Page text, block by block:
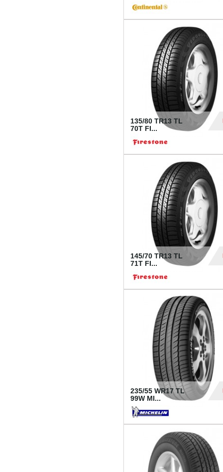
135/80 TR13 TL
70T FI...
145/70 TR13 TL
71T FI...
235/55 WR17 TL
99W MI...